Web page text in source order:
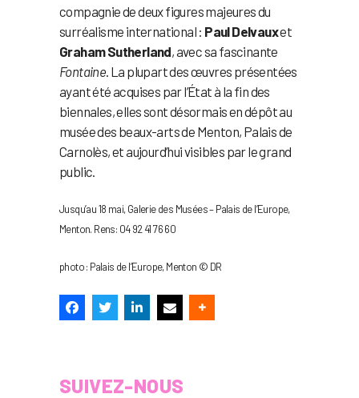
compagnie de deux figures majeures du
surréalisme international : Paul Delvauxet
Graham Sutherland, avec sa fascinante
Fontaine. La plupart des œuvres présentées
ayant été acquises par l’État à la fin des
biennales, elles sont désormais en dépôt au
musée des beaux-arts de Menton, Palais de
Carnolès, et aujourd’hui visibles par le grand
public.
Jusqu’au 18 mai, Galerie des Musées – Palais de l’Europe,
Menton. Rens: 04 92 41 76 60
photo : Palais de l’Europe, Menton © DR
SUIVEZ-NOUS